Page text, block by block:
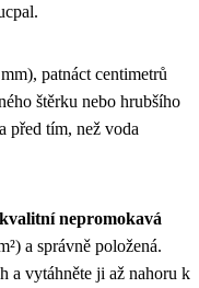
patnáct centimetrů
štěrku nebo hrubšího
před tím, než voda
nepromokavá
a správně položená.
a vytáhněte ji až nahoru k